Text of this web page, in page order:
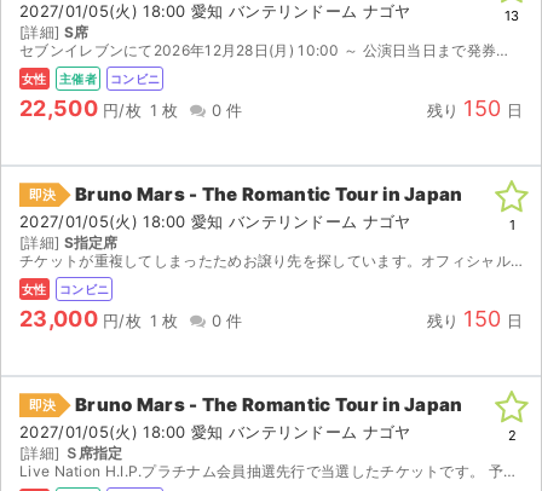
特定商取引法に基づく表記
公演登録依頼
チケットジャムの取り組み
音楽情報
2027/01/05(火) 18:00 愛知 バンテリンドーム ナゴヤ
[詳細] S席
セブンイレブンにて2026年12月28日(月) 10:00 ～ 公演日当日まで発券お願いいたします。
女性 主催者 コンビニ
22,500 円/枚 1 枚 0 件 残り 150 日
13
即決 Bruno Mars - The Romantic Tour in Japan
2027/01/05(火) 18:00 愛知 バンテリンドーム ナゴヤ
[詳細] S指定席
チケットが重複してしまったためお譲り先を探しています。オフィシャル1次抽選先行です。 2026/12/28（月） 10時～セブンイレブンにて発券お願いします。13桁の引換票番号をお伝えします。 ...
女性 コンビニ
23,000 円/枚 1 枚 0 件 残り 150 日
1
即決 Bruno Mars - The Romantic Tour in Japan
2027/01/05(火) 18:00 愛知 バンテリンドーム ナゴヤ
[詳細] Ｓ席指定
Live Nation H.I.P.プラチナム会員抽選先行で当選したチケットです。 予定が合わなくなってしまったため出品いたします。 【お渡し方法】 2026年12月28日 発券番号がわかり...
2